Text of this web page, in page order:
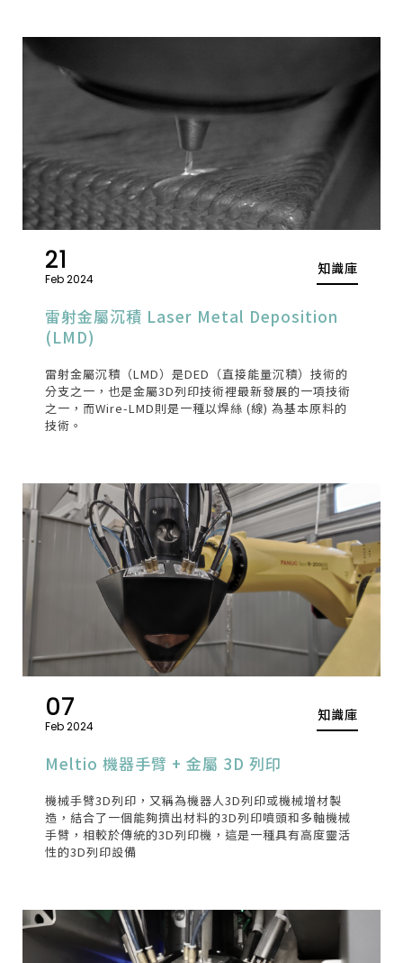
21
Feb 2024
知識庫
雷射金屬沉積 Laser Metal Deposition
(LMD)
雷射金屬沉積（LMD）是DED（直接能量沉積）技術的
分支之一，也是金屬3D列印技術裡最新發展的一項技術
之一，而Wire-LMD則是一種以焊絲 (線) 為基本原料的
技術。
07
Feb 2024
知識庫
Meltio 機器手臂 + 金屬 3D 列印
機械手臂3D列印，又稱為機器人3D列印或機械增材製
造，結合了一個能夠擠出材料的3D列印噴頭和多軸機械
手臂，相較於傳統的3D列印機，這是一種具有高度靈活
性的3D列印設備